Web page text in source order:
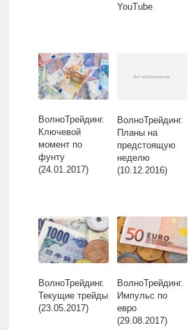
YouTube
ВолноТрейдинг.
Ключевой
момент по
фунту
(24.01.2017)
ВолноТрейдинг.
Планы на
предстоящую
неделю
(10.12.2016)
ВолноТрейдинг.
Текущие трейды
(23.05.2017)
ВолноТрейдинг.
Импульс по
евро
(29.08.2017)